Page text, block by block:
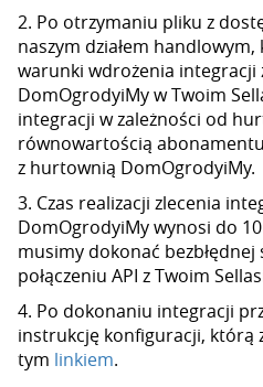
2. Po otrzymaniu pliku z
naszym działem
warunki wdrożenia integracji
DomOgrodyiMy w Twoim
integracji w zależności od
równowartością
z hurtownią DomOgrodyiMy.
3. Czas realizacji zlecenia
DomOgrodyiMy wynosi do
musimy dokonać
połączeniu API z Twoim
4. Po dokonaniu integracji
instrukcję konfiguracji, którą
tym linkiem.